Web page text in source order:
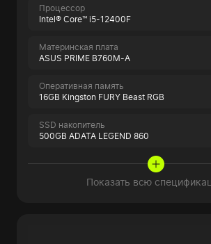
Процессор
Intel® Core™ i5-12400F
Материнская плата
ASUS PRIME B760M-A
Оперативная память
16GB Kingston FURY Beast RGB
SSD накопитель
500GB ADATA LEGEND 860
Показать всю